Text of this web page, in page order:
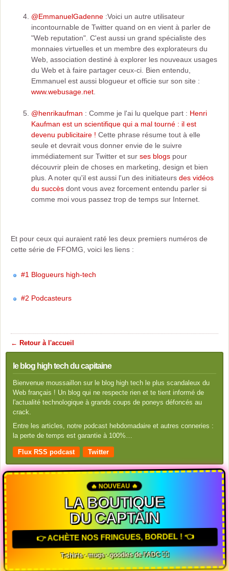
@EmmanuelGadenne :Voici un autre utilisateur
incontournable de Twitter quand on en vient à parler de
"Web reputation". C'est aussi un grand spécialiste des
monnaies virtuelles et un membre des explorateurs du
Web, association destiné à explorer les nouveaux usages
du Web et à faire partager ceux-ci. Bien entendu,
Emmanuel est aussi blogueur et officie sur son site :
www.webusage.net
@henrikaufman : Comme je l'ai lu quelque part : Henri
Kaufman est un scientifique qui a mal tourné : il est
devenu publicitaire ! Cette phrase résume tout à elle
seule et devrait vous donner envie de le suivre
immédiatement sur Twitter et sur ses blogs pour
découvrir plein de choses en marketing, design et bien
plus. A noter qu'il est aussi l'un des initiateurs des vidéos
du succès dont vous avez forcement entendu parler si
comme moi vous passez trop de temps sur Internet.
Et pour ceux qui auraient raté les deux premiers numéros de
cette série de FFOMG, voici les liens :
#1 Blogueurs high-tech
#2 Podcasteurs
← Retour à l'accueil
le blog high tech du capitaine
Bienvenue moussaillon sur le blog high tech le plus scandaleux du
Web français ! Un blog qui ne respecte rien et te tient informé de
l'actualité technologique à grands coups de poneys défoncés au
crack.
Entre les articles, notre podcast hebdomadaire et autres conneries :
la perte de temps est garantie à 100%…
Flux RSS podcast Twitter
🔥 NOUVEAU 🔥
LA BOUTIQUE
DU CAPTAIN
👉 ACHÈTE NOS FRINGUES, BORDEL ! 👈
T-shirts · mugs · goodies de l'ADC 🏴‍☠️